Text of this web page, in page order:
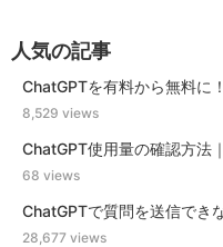
人気の記事
ChatGPTを有料から無料に
8,529 views
ChatGPT使用量の確認方法
68 views
ChatGPTで質問を送信でき
28,677 views